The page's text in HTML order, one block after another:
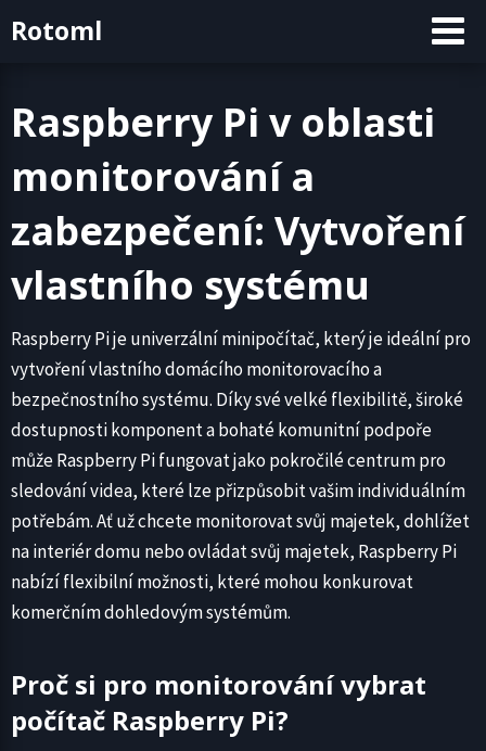
toRotoml
Raspberry Pi v oblasti
monitorování a
zabezpečení: Vytvoření
vlastního systému
Raspberry Pi je univerzální minipočítač, který je ideální pro
vytvoření vlastního domácího monitorovacího a
bezpečnostního systému. Díky své velké flexibilitě, široké
dostupnosti komponent a bohaté komunitní podpoře
může Raspberry Pi fungovat jako pokročilé centrum pro
sledování videa, které lze přizpůsobit vašim individuálním
potřebám. Ať už chcete monitorovat svůj majetek, dohlížet
na interiér domu nebo ovládat svůj majetek, Raspberry Pi
nabízí flexibilní možnosti, které mohou konkurovat
komerčním dohledovým systémům.
Proč si pro monitorování vybrat
počítač Raspberry Pi?